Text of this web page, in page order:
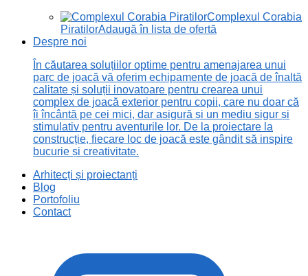
Complexul Corabia
PiratilorAdaugă în lista de ofertă
Despre noi
În căutarea soluțiilor optime pentru amenajarea unui
parc de joacă vă oferim echipamente de joacă de înaltă
calitate și soluții inovatoare pentru crearea unui
complex de joacă exterior pentru copii, care nu doar că
îi încântă pe cei mici, dar asigură și un mediu sigur și
stimulativ pentru aventurile lor. De la proiectare la
construcție, fiecare loc de joacă este gândit să inspire
bucurie și creativitate.
Arhitecți și proiectanți
Blog
Portofoliu
Contact